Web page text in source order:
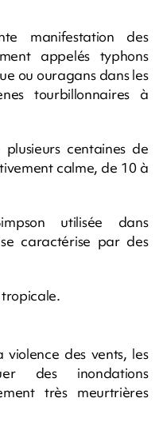
manifestation des
appelés typhons
ou ouragans dans les
tourbillonnaires à
centaines de
calme, de 10 à
utilisée dans
caractérise par des
des vents, les
des inondations
très meurtrières